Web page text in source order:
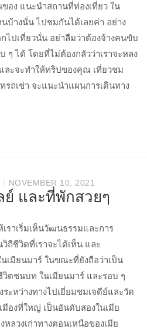
อง แนะนำสถานที่ท่องเที่ยว ใน
บ้างนั่น ไปชมกันได้เลยค่า อย่าง
ไปเที่ยวนั่น อย่าลืมว่าต้องจ้างคนขับ
ๆ ได้ โดยที่ไม่ต้องกลัวว่าเราจะหลง
ละจะทำให้ทริปของคุณ เที่ยวชม
ถเช่า จะแนะนำแผนการเดินทาง
/ NOVEMBER 10, 2021
และที่พักสวยๆ
ราเริ่มเห็นวัฒนธรรมและการ
ถีชีวิตที่เราจะได้เห็น และ
เมียนมาร์ ในขณะที่ยังถือว่าเป็น
วิตชนบท ในเมียนมาร์ และรอบ ๆ
ะหว่างทางไปเยี่ยมชมเจดีย์และวัด
องที่ใหญ่ เป็นอันดับสองในเมีย
หลวงเก่าทางตอนเหนือของเมีย